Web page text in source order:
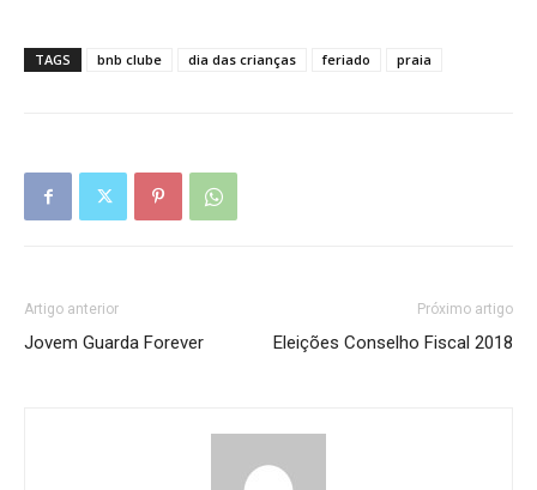
TAGS bnb clube dia das crianças feriado praia
Artigo anterior
Jovem Guarda Forever
Próximo artigo
Eleições Conselho Fiscal 2018